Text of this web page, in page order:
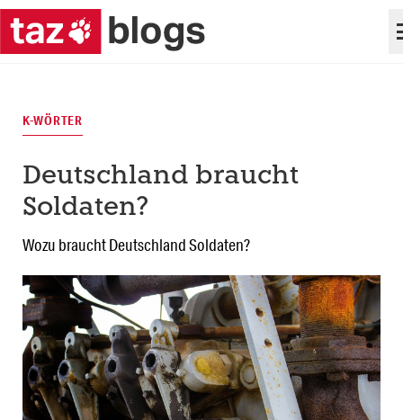
K-WÖRTER
Deutschland braucht
Soldaten?
Wozu braucht Deutschland Soldaten?